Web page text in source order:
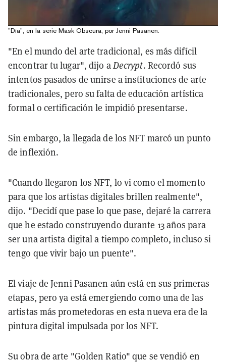
"Día", en la serie Mask Obscura, por Jenni Pasanen.
"En el mundo del arte tradicional, es más difícil
encontrar tu lugar", dijo aDecrypt. Recordó sus
intentos pasados de unirse a instituciones de arte
tradicionales, pero su falta de educación artística
formal o certificación le impidió presentarse.
Sin embargo, la llegada de los NFT marcó un punto
de inflexión.
"Cuando llegaron los NFT, lo vi como el momento
para que los artistas digitales brillen realmente",
dijo. "Decidí que pase lo que pase, dejaré la carrera
que he estado construyendo durante 13 años para
ser una artista digital a tiempo completo, incluso si
tengo que vivir bajo un puente".
El viaje de Jenni Pasanen aún está en sus primeras
etapas, pero ya está emergiendo como una de las
artistas más prometedoras en esta nueva era de la
pintura digital impulsada por los NFT.
Su obra de arte "Golden Ratio" que se vendió en